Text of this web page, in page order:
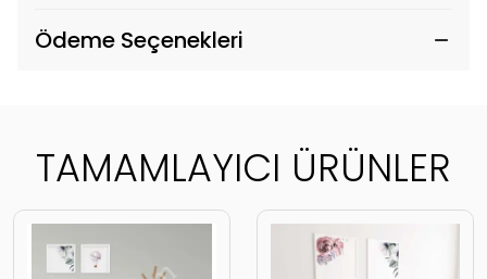
Ödeme Seçenekleri
TAMAMLAYICI ÜRÜNLER